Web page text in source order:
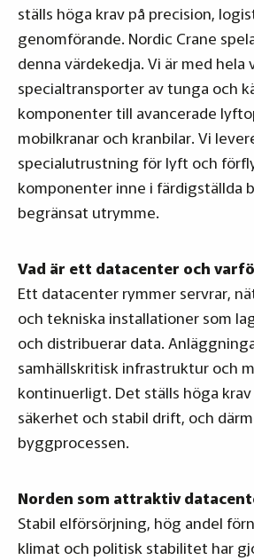
ställs höga krav på precision,
genomförande. Nordic Crane
denna värdekedja. Vi är med hela
specialtransporter av tunga och
komponenter till avancerade
mobilkranar och kranbilar. Vi
specialutrustning för lyft och
komponenter inne i färdigställda
begränsat utrymme.
Vad är ett datacenter och
Ett datacenter rymmer servrar,
och tekniska installationer som
och distribuerar data.
samhällskritisk infrastruktur och
kontinuerligt. Det ställs höga
säkerhet och stabil drift, och
byggprocessen.
Norden som attraktiv
Stabil elförsörjning, hög andel
klimat och politisk stabilitet har